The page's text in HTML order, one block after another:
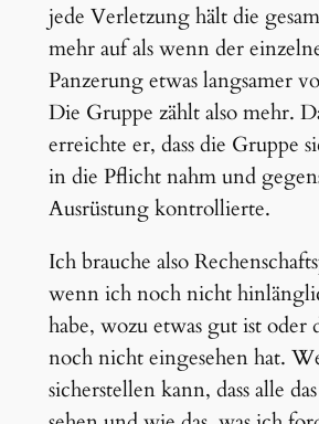
jede Verletzung hält die
mehr auf als wenn der
Panzerung etwas langsamer
Die Gruppe zählt also mehr.
erreichte er, dass die Gruppe
in die Pflicht nahm und
Ausrüstung kontrollierte.
Ich brauche also
wenn ich noch nicht
habe, wozu etwas gut ist oder
noch nicht eingesehen hat.
sicherstellen kann, dass alle